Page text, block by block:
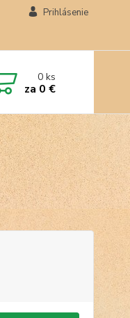
Prihlásenie
0ks
za 0 €